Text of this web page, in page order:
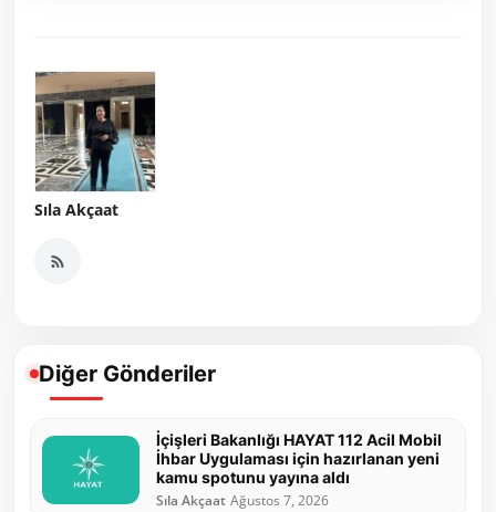
Sıla Akçaat
Diğer Gönderiler
İçişleri Bakanlığı HAYAT 112 Acil Mobil
İhbar Uygulaması için hazırlanan yeni
kamu spotunu yayına aldı
Sıla Akçaat Ağustos 7, 2026